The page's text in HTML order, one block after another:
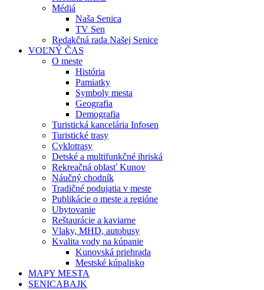
Médiá
Naša Senica
TV Sen
Redakčná rada Našej Senice
VOĽNÝ ČAS
O meste
História
Pamiatky
Symboly mesta
Geografia
Demografia
Turistická kancelária Infosen
Turistické trasy
Cyklotrasy
Detské a multifunkčné ihriská
Rekreačná oblasť Kunov
Náučný chodník
Tradičné podujatia v meste
Publikácie o meste a regióne
Ubytovanie
Reštaurácie a kaviarne
Vlaky, MHD, autobusy
Kvalita vody na kúpanie
Kunovská priehrada
Mestské kúpalisko
MAPY MESTA
SENICABAJK